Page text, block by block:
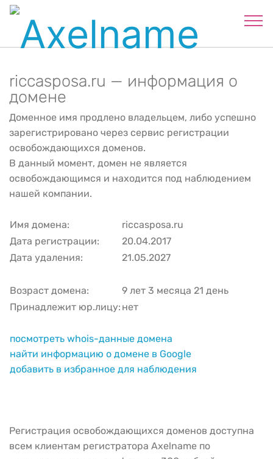
riccasposa.ru — информация о
домене
Доменное имя продлено владельцем, либо успешно
зарегистрировано через сервис регистрации
освобождающихся доменов.
В данный момент, домен не является
освобождающимся и находится под наблюдением
нашей компании.
Имя домена:
riccasposa.ru
Дата регистрации:
20.04.2017
Дата удаления:
21.05.2027
Возраст домена:
9 лет 3 месяца 21 день
Принадлежит юр.лицу: нет
посмотреть whois-данные домена
найти информацию о домене в Google
добавить в избранное для наблюдения
Регистрация освобождающихся доменов доступна
всем клиентам регистратора Axelname по